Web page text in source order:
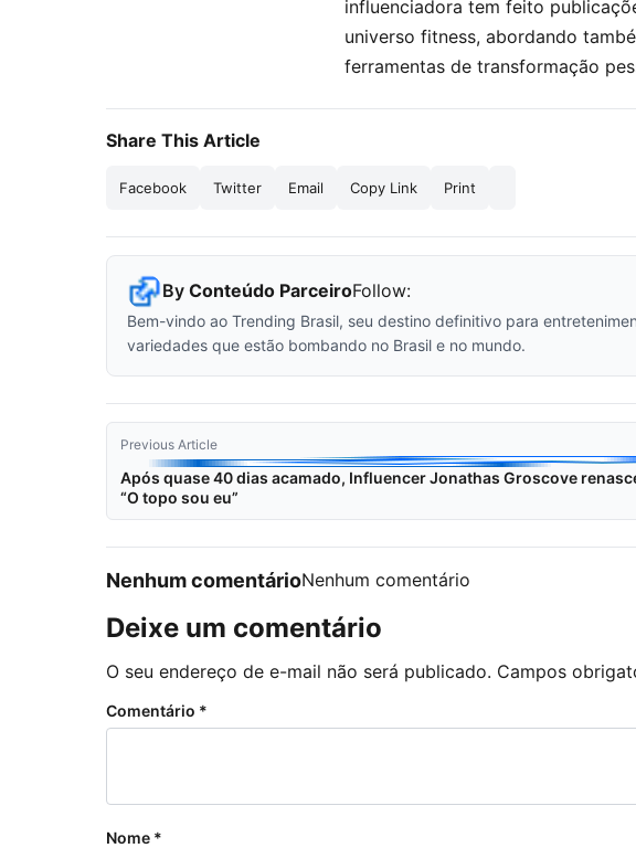
influenciadora tem feito
universo fitness, abordando
ferramentas de transformação
Share This Article
Facebook Twitter Email Copy Link Print
By Conteúdo ParceiroFollow:
Bem-vindo ao Trending Brasil, seu destino definitivo para
variedades que estão bombando no Brasil e no mundo.
Previous Article
Após quase 40 dias acamado, Influencer Jonathas Groscove
“O topo sou eu”
Nenhum comentárioNenhum comentário
Deixe um comentário
O seu endereço de e-mail não será publicado. Campos
Comentário *
Nome *